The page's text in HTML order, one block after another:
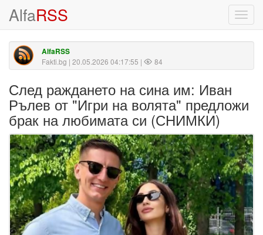
AlfaRSS
AlfaRSS
Fakti.bg | 20.05.2026 04:17:55 | 84
След раждането на сина им: Иван
Рълев от "Игри на волята" предложи
брак на любимата си (СНИМКИ)